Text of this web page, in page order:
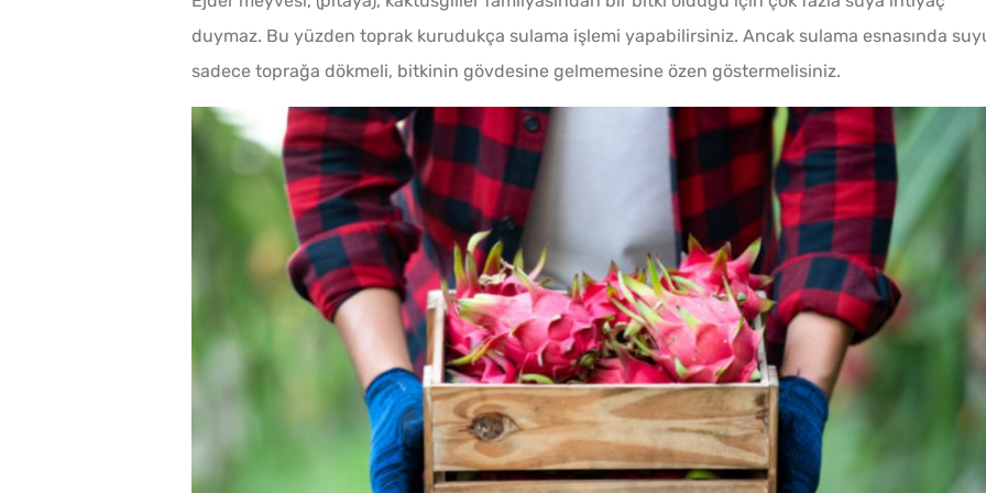
duymaz. Bu yüzden toprak kurudukça sulama işlemi yapabilirsiniz. Ancak sulama esnasında
sadece toprağa dökmeli, bitkinin gövdesine gelmemesine özen göstermelisiniz.